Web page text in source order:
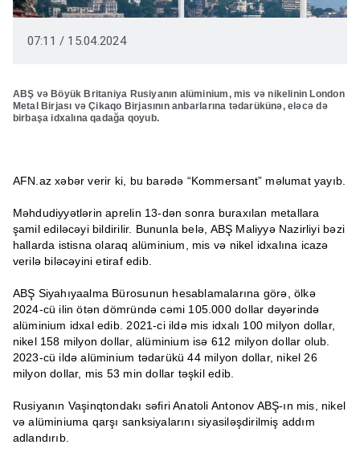
07:11 / 15.04.2024
ABŞ və Böyük Britaniya Rusiyanın alüminium, mis və nikelinin London
Metal Birjası və Çikaqo Birjasının anbarlarına tədarükünə, eləcə də
birbaşa idxalına qadağa qoyub.
AFN.az xəbər verir ki, bu barədə “Kommersant” məlumat yayıb.
Məhdudiyyətlərin aprelin 13-dən sonra buraxılan metallara
şamil ediləcəyi bildirilir. Bununla belə, ABŞ Maliyyə Nazirliyi bəzi
hallarda istisna olaraq alüminium, mis və nikel idxalına icazə
verilə biləcəyini etiraf edib.
ABŞ Siyahıyaalma Bürosunun hesablamalarına görə, ölkə
2024-cü ilin ötən dömründə cəmi 105.000 dollar dəyərində
alüminium idxal edib. 2021-ci ildə mis idxalı 100 milyon dollar,
nikel 158 milyon dollar, alüminium isə 612 milyon dollar olub.
2023-cü ildə alüminium tədarükü 44 milyon dollar, nikel 26
milyon dollar, mis 53 min dollar təşkil edib.
Rusiyanın Vaşinqtondakı səfiri Anatoli Antonov ABŞ-ın mis, nikel
və alüminiuma qarşı sanksiyalarını siyasiləşdirilmiş addım
adlandırıb.